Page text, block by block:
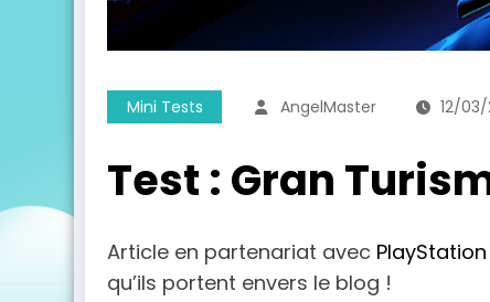
Mini Tests AngelMaster 12/
Test : Gran
Article en partenariat avec
qu’ils portent envers le blog !